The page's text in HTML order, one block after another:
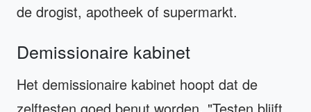
de drogist, apotheek of supermarkt.
Demissionaire kabinet
Het demissionaire kabinet hoopt dat de
zelftesten goed benut worden. "Testen blijft